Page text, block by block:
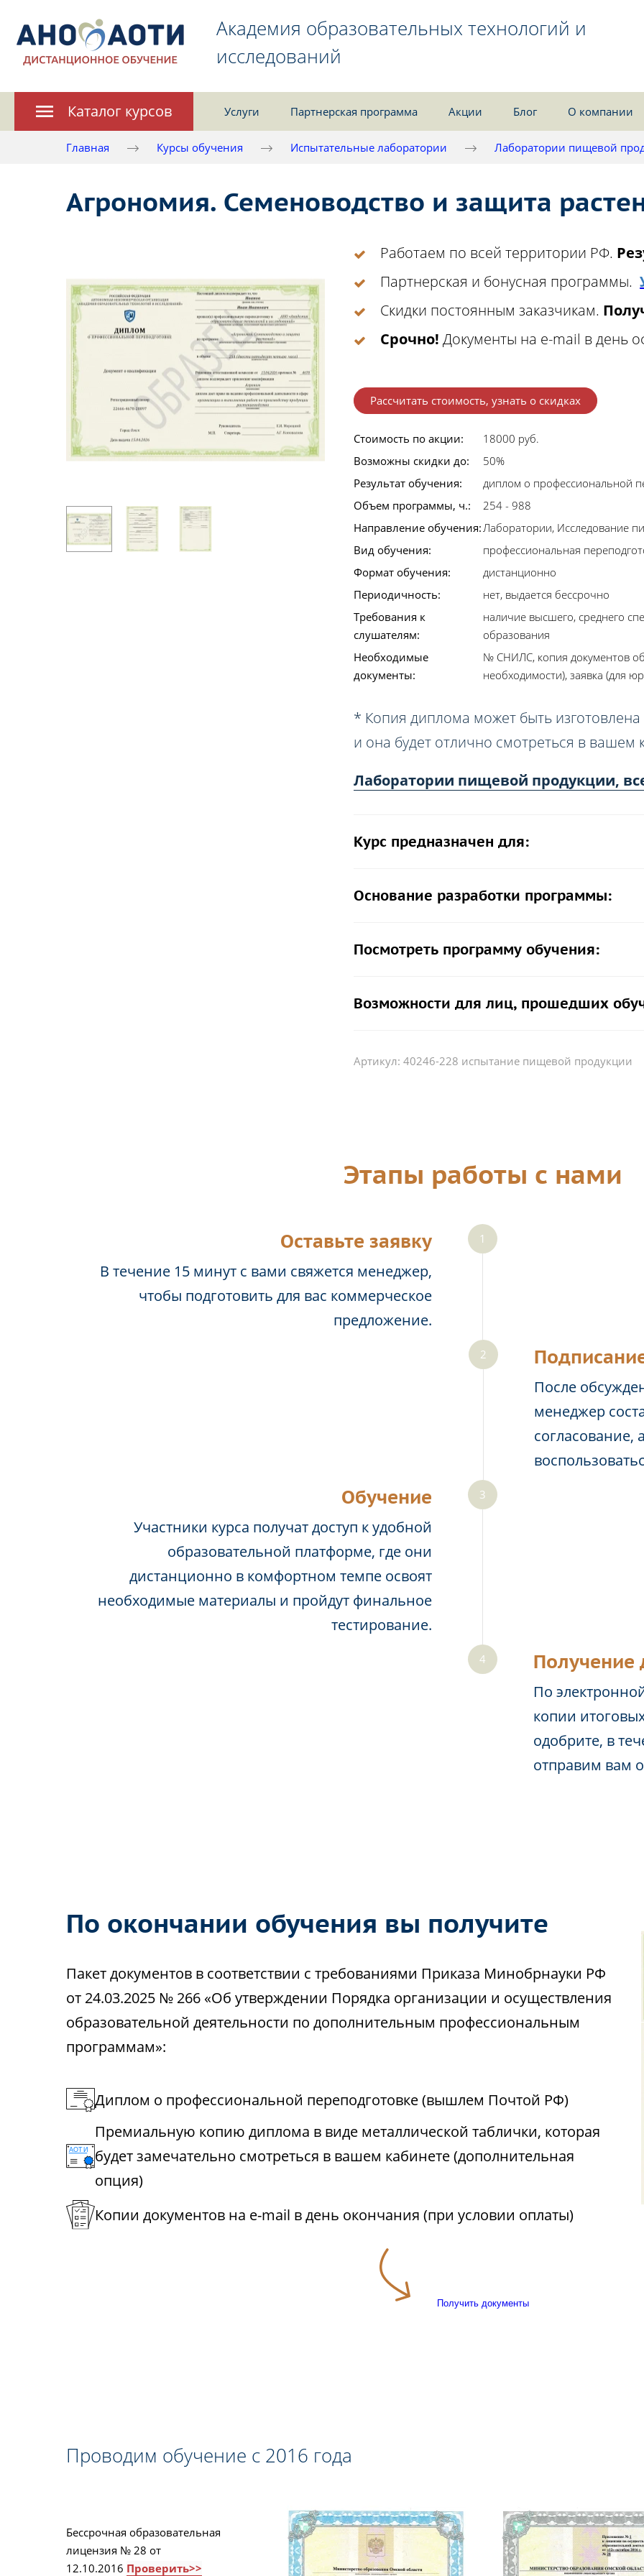
Академия образовательных технологий и
исследований
Каталог курсов Услуги Партнерская программа Акции Блог О компании
Главная Курсы обучения Испытательные лаборатории Лаборатории пищевой
Агрономия. Семеноводство и защита
Работаем по всей территории РФ.
Партнерская и бонусная программы.
Скидки постоянным заказчикам.
Срочно! Документы на e-mail в день
Рассчитать стоимость, узнать о скидках
Стоимость по акции:
18000 руб.
Возможны скидки до:
50%
Результат обучения:
диплом о профессиональной
Объем программы, ч.:
254 - 988
Направление обучения:Лаборатории, Исследование
Вид обучения:
профессиональная
Формат обучения:
дистанционно
Периодичность:
нет, выдается бессрочно
Требования к
слушателям:
наличие высшего, среднего
образования
Необходимые
документы:
№ СНИЛС, копия документов
необходимости), заявка (для
* Копия диплома может быть
и она будет отлично смотреться в вашем
Лаборатории пищевой продукции,
Курс предназначен для:
Основание разработки программы:
Посмотреть программу обучения:
Возможности для лиц, прошедших
Артикул: 40246-228 испытание пищевой продукции
Этапы работы с нами
Оставьте заявку
В течение 15 минут с вами свяжется менеджер,
чтобы подготовить для вас коммерческое
предложение.
После
менеджер
Обучение
Участники курса получат доступ к удобной
образовательной платформе, где они
дистанционно в комфортном темпе освоят
необходимые материалы и пройдут финальное
тестирование.
Получение
По
копии
одобрите, в
отправим вам
По окончании обучения вы получите
Пакет документов в соответствии с требованиями Приказа Минобрнауки РФ
от 24.03.2025 № 266 «Об утверждении Порядка организации и осуществления
образовательной деятельности по дополнительным профессиональным
программам»:
Диплом о профессиональной переподготовке (вышлем Почтой РФ)
Премиальную копию диплома в виде металлической таблички, которая
будет замечательно смотреться в вашем кабинете (дополнительная
опция)
Копии документов на e-mail в день окончания (при условии оплаты)
Получить документы
Проводим обучение с 2016 года
Бессрочная образовательная
лицензия № 28 от
12.10.2016 Проверить>>